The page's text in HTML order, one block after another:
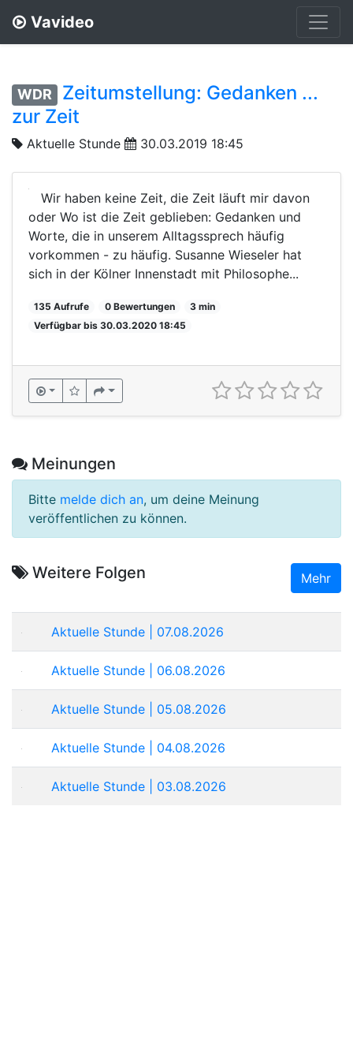
Vavideo
WDR
Zeitumstellung: Gedanken ...
zur Zeit
Aktuelle Stunde 30.03.2019 18:45
Wir haben keine Zeit, die Zeit läuft mir davon
oder Wo ist die Zeit geblieben: Gedanken und
Worte, die in unserem Alltagssprech häufig
vorkommen - zu häufig. Susanne Wieseler hat
sich in der Kölner Innenstadt mit Philosophe...
135 Aufrufe 0 Bewertungen
3 min
Verfügbar bis 30.03.2020 18:45
Meinungen
Bitte melde dich an, um deine Meinung
veröffentlichen zu können.
Weitere Folgen Mehr
Aktuelle Stunde | 07.08.2026
Aktuelle Stunde | 06.08.2026
Aktuelle Stunde | 05.08.2026
Aktuelle Stunde | 04.08.2026
Aktuelle Stunde | 03.08.2026